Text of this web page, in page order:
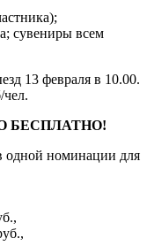
сувениры всем
13 февраля в 10.00.
БЕСПЛАТНО!
одной номинации для